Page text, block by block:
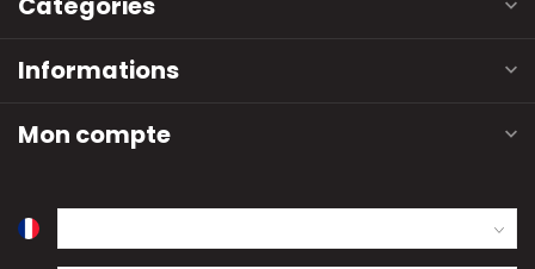
Informations
Mon compte